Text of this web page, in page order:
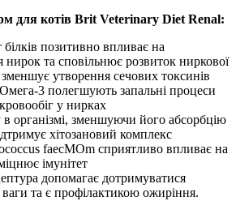
для котів Brit Veterinary Diet Renal:
позитивно впливає на
нирок та сповільнює розвиток ниркової
зменшує утворення сечових токсинів
3 полегшують запальні процеси
у нирках
організмі, зменшуючи його абсорбцію
хітозановий комплекс
faecМОm сприятливо впливає на
імунітет
допомагає дотримуватися
та є профілактикою ожиріння.